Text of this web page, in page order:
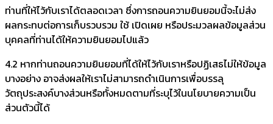
ท่านที่ให้ไว้กับเราได้ตลอดเวลา ซึ่งการถอนความยินยอมนี้จะไม่ส่ง
ผลกระทบต่อการเก็บรวบรวม ใช้ เปิดเผย หรือประมวลผลข้อมูลส่วน
บุคคลที่ท่านได้ให้ความยินยอมไปแล้ว
4.2 หากท่านถอนความยินยอมที่ได้ให้ไว้กับเราหรือปฏิเสธไม่ให้ข้อมูล
บางอย่าง อาจส่งผลให้เราไม่สามารถดำเนินการเพื่อบรรลุ
วัตถุประสงค์บางส่วนหรือทั้งหมดตามที่ระบุไว้ในนโยบายความเป็น
ส่วนตัวนี้ได้